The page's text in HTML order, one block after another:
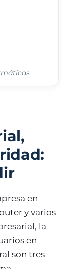
en
y varios
la
en
son tres